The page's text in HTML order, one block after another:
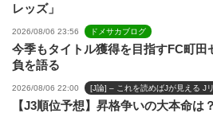
レッズ」
2026/08/06 23:56 ドメサカブログ
今季もタイトル獲得を目指すFC町田
負を語る
2026/08/06 22:00 [J論] – これを読めばJが見える J
【J3順位予想】昇格争いの大本命は